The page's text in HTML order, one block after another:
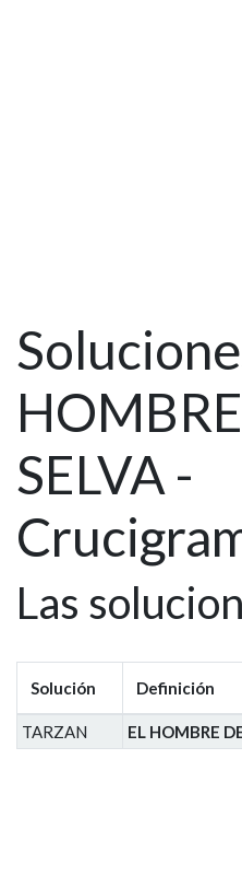
SELVA -
Las
Solución Definición
TARZAN EL HOMBRE